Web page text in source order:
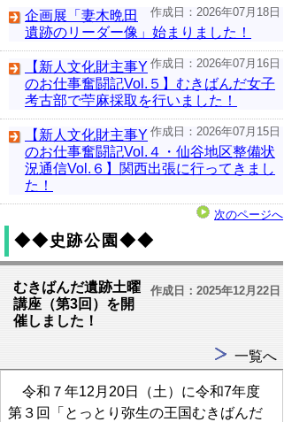
作成日：2026年07月18日
企画展「妻木晩田
遺跡のリーダー像」始まりました！
作成日：2026年07月16日
【新人文化財主事Y
のお仕事奮闘記Vol.５】むきばんだ女子
考古部で苧麻採取を行いました！
作成日：2026年07月15日
【新人文化財主事Y
のお仕事奮闘記Vol.４・仙谷地区整備状
況通信Vol.６】関西出張に行ってきまし
た！
次のページへ
◆◆史跡公園◆◆
作成日：2025年12月22日
むきばんだ遺跡土曜
講座（第3回）を開
催しました！
一覧へ
令和７年12月20日（土）に令和7年度
第３回「とっとり弥生の王国むきばんだ